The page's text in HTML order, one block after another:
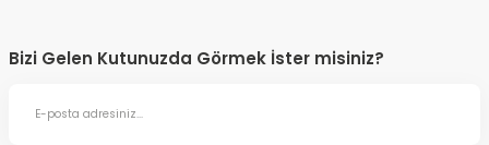
Bizi Gelen Kutunuzda Görmek İster misiniz?